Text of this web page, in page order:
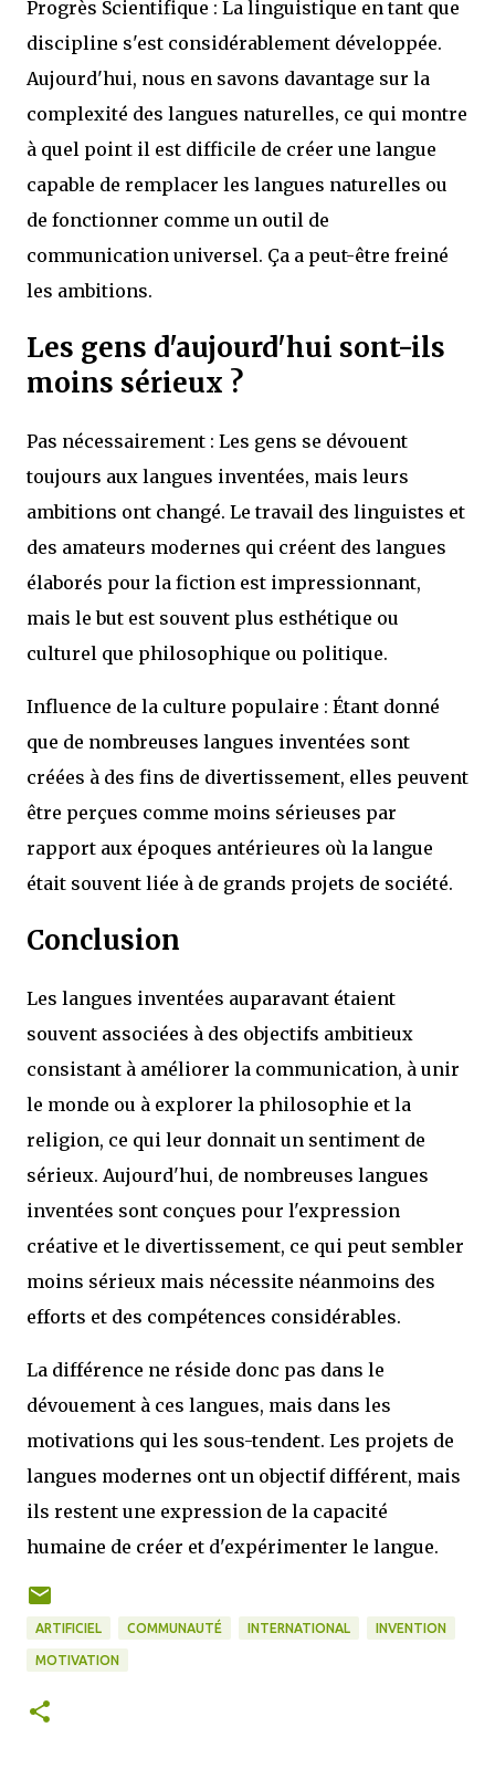
Progrès Scientifique : La linguistique en tant que
discipline s'est considérablement développée.
Aujourd'hui, nous en savons davantage sur la
complexité des langues naturelles, ce qui montre
à quel point il est difficile de créer une langue
capable de remplacer les langues naturelles ou
de fonctionner comme un outil de
communication universel. Ça a peut-être freiné
les ambitions.
Les gens d'aujourd'hui sont-ils
moins sérieux ?
Pas nécessairement : Les gens se dévouent
toujours aux langues inventées, mais leurs
ambitions ont changé. Le travail des linguistes et
des amateurs modernes qui créent des langues
élaborés pour la fiction est impressionnant,
mais le but est souvent plus esthétique ou
culturel que philosophique ou politique.
Influence de la culture populaire : Étant donné
que de nombreuses langues inventées sont
créées à des fins de divertissement, elles peuvent
être perçues comme moins sérieuses par
rapport aux époques antérieures où la langue
était souvent liée à de grands projets de société.
Conclusion
Les langues inventées auparavant étaient
souvent associées à des objectifs ambitieux
consistant à améliorer la communication, à unir
le monde ou à explorer la philosophie et la
religion, ce qui leur donnait un sentiment de
sérieux. Aujourd'hui, de nombreuses langues
inventées sont conçues pour l'expression
créative et le divertissement, ce qui peut sembler
moins sérieux mais nécessite néanmoins des
efforts et des compétences considérables.
La différence ne réside donc pas dans le
dévouement à ces langues, mais dans les
motivations qui les sous-tendent. Les projets de
langues modernes ont un objectif différent, mais
ils restent une expression de la capacité
humaine de créer et d'expérimenter le langue.
ARTIFICIEL COMMUNAUTÉ INTERNATIONAL INVENTION
MOTIVATION